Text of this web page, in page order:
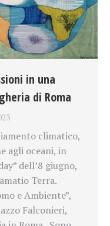
in una
di Roma
climatico,
agli oceani, in
dell’8 giugno,
Terra.
e Ambiente”,
Falconieri,